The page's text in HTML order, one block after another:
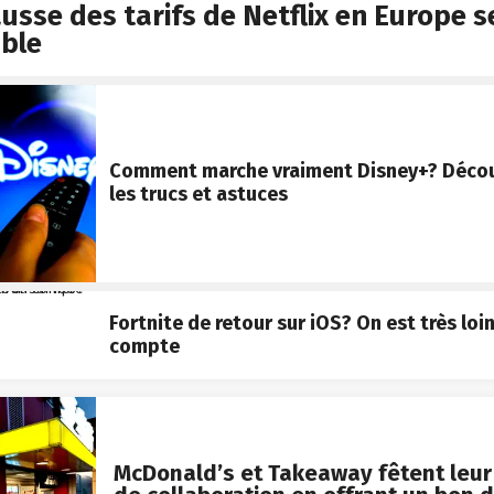
des tarifs de Netflix en Europe
Comment marche vraiment Disney+?
les trucs et astuces
Fortnite de retour sur iOS? On est très
compte
McDonald’s et Takeaway fêtent